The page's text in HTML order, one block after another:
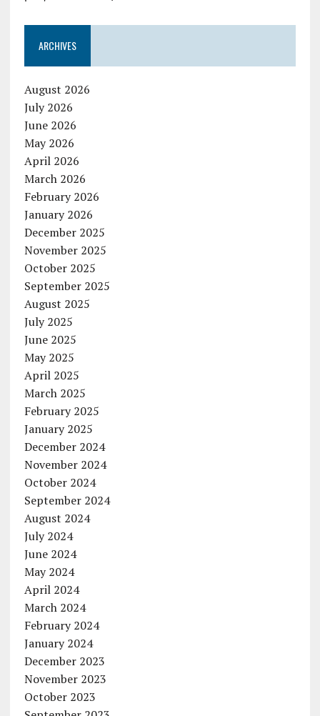
ARCHIVES
August 2026
July 2026
June 2026
May 2026
April 2026
March 2026
February 2026
January 2026
December 2025
November 2025
October 2025
September 2025
August 2025
July 2025
June 2025
May 2025
April 2025
March 2025
February 2025
January 2025
December 2024
November 2024
October 2024
September 2024
August 2024
July 2024
June 2024
May 2024
April 2024
March 2024
February 2024
January 2024
December 2023
November 2023
October 2023